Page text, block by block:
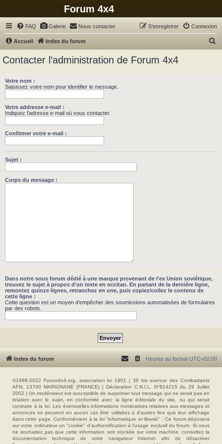
Forum 4x4
FAQ Galerie Nous contacter Connexion
S’enregistrer
Accueil Index du forum
Contacter l’administration de Forum 4x4
Votre nom :
Saisissez votre nom pour identifier le message.
Votre addresse e-mail :
Indiquez l’adresse e-mail où vous contacter.
Confirmer votre e-mail :
Sujet :
Corps du message :
Dans notre sous forum dédié à une marque provenant de l'ex Union soviétique,
trouvez le sujet à propos d'un texte en occitan. En partant de la dernière ligne,
remontez quinze lignes, retranchez en une, puis copiez/collez le contenu de
cette ligne :
Cette question est un moyen d’empêcher des soumissions automatisées de formulaires
par des robots.
Index du forum Heures au format UTC+02:00
©1998-2022 Forum4x4.org, association loi 1901 | 36 bis avenue des Combattants
AFN, 13700 MARIGNANE (FRANCE) | Déclaration C.N.I.L. N°814215 du 29 Juillet
2002 | Un modérateur est susceptible de supprimer tout message qui ne serait pas en
relation avec le sujet, en conformité avec la ligne éditoriale du site, ou qui serait
contraire à la loi. Les éventuelles informations nominatives relatives aux messages et
annonces ne peuvent en aucun cas être utilisées à d'autres fins que leur affichage
dans cette page. Conformément à la loi "informatique et liberté" : Ce forum déposera
sur votre ordinateur un "cookie" d’authentification à l'usage exclusif du forum. Si vous
ne souhaitez pas que cette information soit stockée sur votre machine, consultez la
documentation technique de votre navigateur Internet afin de désactiver